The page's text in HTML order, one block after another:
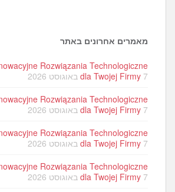
מאמרים אחרונים באתר
Rozwiązania Technologiczne
dla Twojej Firmy 7 באוגוסט 2026
Rozwiązania Technologiczne
dla Twojej Firmy 7 באוגוסט 2026
Rozwiązania Technologiczne
dla Twojej Firmy 7 באוגוסט 2026
Rozwiązania Technologiczne
dla Twojej Firmy 7 באוגוסט 2026